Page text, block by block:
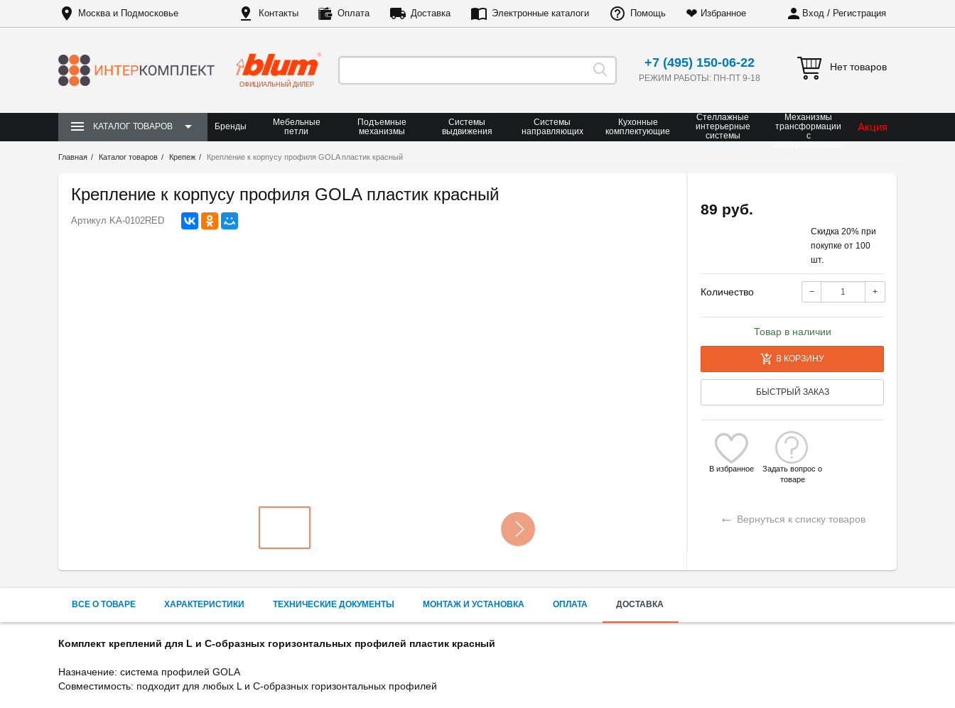
Москва и Подмосковье Контакты Оплата Доставка Электронные каталоги Помощь ❤ Избранное Вход / Регистрация
ОФИЦИАЛЬНЫЙ ДИЛЕР
+7 (495) 150-06-22
РЕЖИМ РАБОТЫ: ПН-ПТ 9-18
Нет товаров
КАТАЛОГ ТОВАРОВ Бренды
Мебельные
петли
Подъемные
механизмы
Системы
выдвижения
Системы
направляющих
Кухонные
комплектующие
Стеллажные
интерьерные
системы
Механизмы
трансформации
с
Акция
Главная Каталог товаров Крепеж Крепление к корпусу профиля GOLA пластик красный
Крепление к корпусу профиля GOLA пластик красный
Артикул KA-0102RED
89 руб.
Скидка 20% при
покупке от 100
шт.
Количество − +
Товар в наличии
В КОРЗИНУ
БЫСТРЫЙ ЗАКАЗ
В избранное
Задать вопрос о
товаре
← Вернуться к списку товаров
ВСЕ О ТОВАРЕ ХАРАКТЕРИСТИКИ ТЕХНИЧЕСКИЕ ДОКУМЕНТЫ МОНТАЖ И УСТАНОВКА ОПЛАТА ДОСТАВКА
Комплект креплений для L и C-образных горизонтальных профилей пластик красный
Назначение: система профилей GOLA
Совместимость: подходит для любых L и C-образных горизонтальных профилей